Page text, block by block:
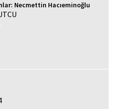
Necmettin Hacıeminoğlu